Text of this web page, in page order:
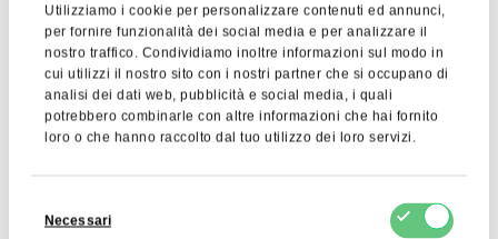
Utilizziamo i cookie per personalizzare contenuti ed annunci,
per fornire funzionalità dei social media e per analizzare il
nostro traffico. Condividiamo inoltre informazioni sul modo in
cui utilizzi il nostro sito con i nostri partner che si occupano di
analisi dei dati web, pubblicità e social media, i quali
potrebbero combinarle con altre informazioni che hai fornito
loro o che hanno raccolto dal tuo utilizzo dei loro servizi.
delNecessari
Mercurio ≤ 0,1 ppm
Arsenico ≤ 3 ppm
L’isoleucina in polvere è utilizzata negli integratori